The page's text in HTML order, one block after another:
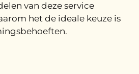
van deze service
het de ideale keuze is